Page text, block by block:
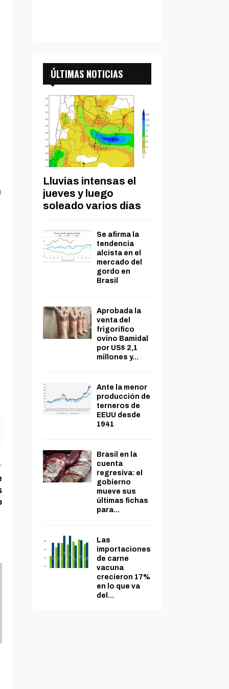
ÚLTIMAS NOTICIAS
Lluvias intensas el
jueves y luego
soleado varios días
Se afirma la
tendencia
alcista en el
mercado del
gordo en
Brasil
Aprobada la
venta del
frigorífico
ovino Bamidal
por US$ 2,1
millones y...
Ante la menor
producción de
terneros de
EEUU desde
1941
Brasil en la
cuenta
regresiva: el
gobierno
mueve sus
últimas fichas
para...
Las
importaciones
de carne
vacuna
crecieron 17%
en lo que va
del...